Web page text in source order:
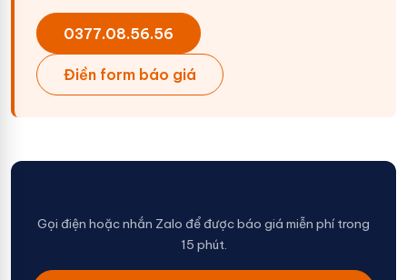
0377.08.56.56
Điền form báo giá
Gọi điện hoặc nhắn Zalo để được báo giá miễn phí trong
15 phút.